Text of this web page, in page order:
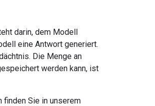
darin, dem Modell
eine Antwort generiert.
Die Menge an
werden kann, ist
Sie in unserem